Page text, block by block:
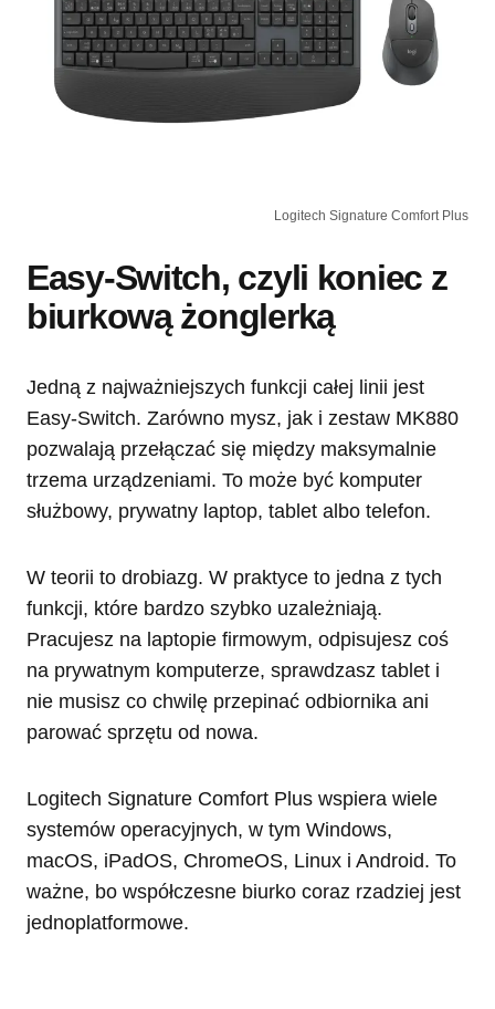
Logitech Signature Comfort Plus
Easy-Switch, czyli koniec z
biurkową żonglerką
Jedną z najważniejszych funkcji całej linii jest
Easy-Switch. Zarówno mysz, jak i zestaw MK880
pozwalają przełączać się między maksymalnie
trzema urządzeniami. To może być komputer
służbowy, prywatny laptop, tablet albo telefon.
W teorii to drobiazg. W praktyce to jedna z tych
funkcji, które bardzo szybko uzależniają.
Pracujesz na laptopie firmowym, odpisujesz coś
na prywatnym komputerze, sprawdzasz tablet i
nie musisz co chwilę przepinać odbiornika ani
parować sprzętu od nowa.
Logitech Signature Comfort Plus wspiera wiele
systemów operacyjnych, w tym Windows,
macOS, iPadOS, ChromeOS, Linux i Android. To
ważne, bo współczesne biurko coraz rzadziej jest
jednoplatformowe.